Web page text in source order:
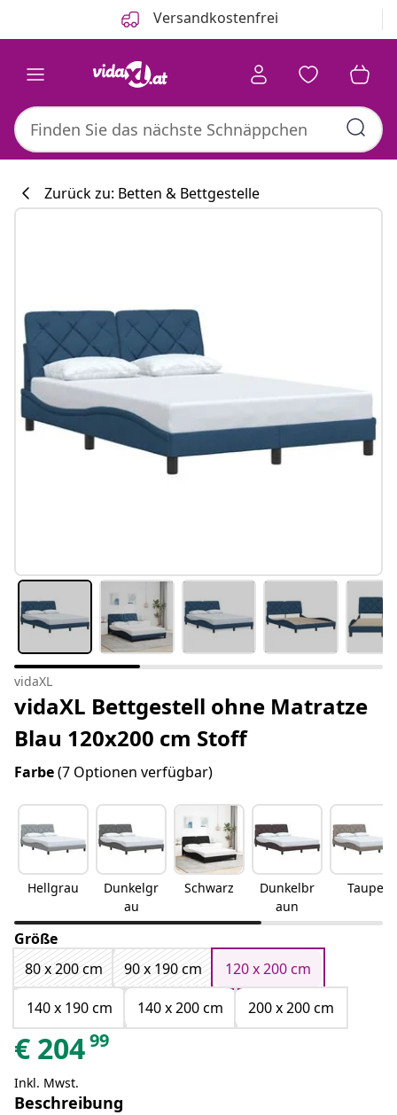
Versandkostenfrei
#sharemevidaxl
Zurück zu: Betten & Bettgestelle
vidaXL
vidaXL Bettgestell ohne Matratze
Blau 120x200 cm Stoff
Farbe(7 Optionen verfügbar)
Hellgrau
Dunkelgr
au
Schwarz
Dunkelbr
aun
Taupe
Größe
80 x 200 cm
90 x 190 cm
120 x 200 cm
140 x 190 cm
140 x 200 cm 200 x 200 cm
€ 20499
Inkl. Mwst.
Beschreibung